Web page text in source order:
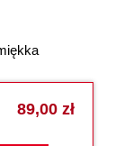
89,00 zł